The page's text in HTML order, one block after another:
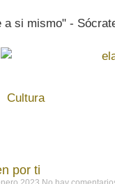
a si mismo" -
Cultura
por ti